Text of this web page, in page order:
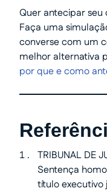
Quer antecipar
Faça uma
converse com um
melhor alternativa
por que e como
TRIBUNAL DE
Sentença
título executivo